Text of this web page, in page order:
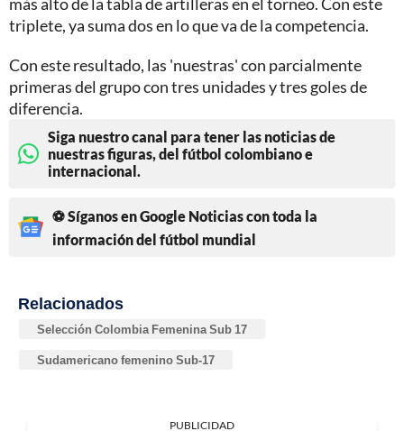
triplete, ya suma dos en lo que va de la competencia.
Con este resultado, las 'nuestras' con parcialmente
primeras del grupo con tres unidades y tres goles de
diferencia.
Siga nuestro canal para tener las noticias de
nuestras figuras, del fútbol colombiano e
internacional.
⚽ Síganos en Google Noticias con toda la
información del fútbol mundial
Relacionados
Selección Colombia Femenina Sub 17
Sudamericano femenino Sub-17
PUBLICIDAD